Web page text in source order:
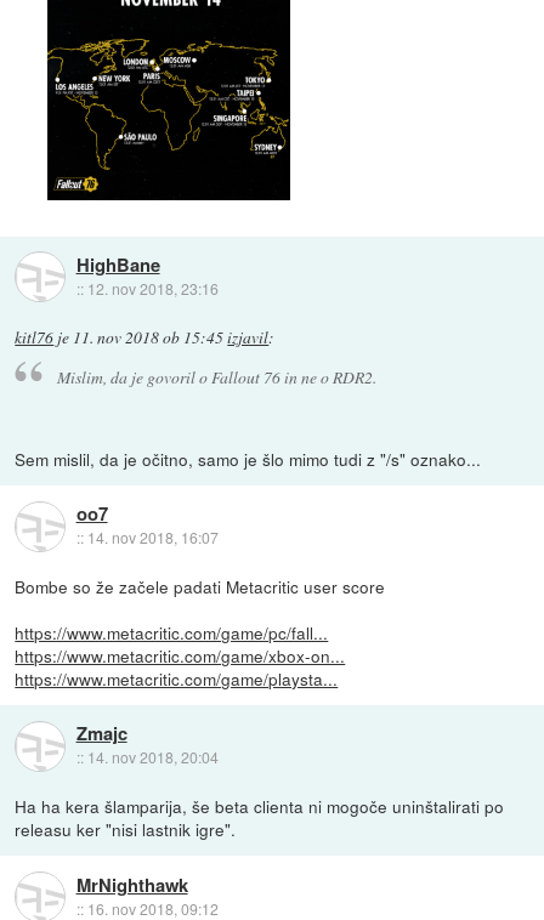
HighBane
:: 12. nov 2018, 23:16
kitl76 je 11. nov 2018 ob 15:45izjavil:
Mislim, da je govoril o Fallout 76 in ne o RDR2.
Sem mislil, da je očitno, samo je šlo mimo tudi z "/s" oznako...
oo7
:: 14. nov 2018, 16:07
Bombe so že začele padati Metacritic user score
https://www.metacritic.com/game/pc/fall...
https://www.metacritic.com/game/xbox-on...
https://www.metacritic.com/game/playsta...
Zmajc
:: 14. nov 2018, 20:04
Ha ha kera šlamparija, še beta clienta ni mogoče uninštalirati po
releasu ker "nisi lastnik igre".
MrNighthawk
:: 16. nov 2018, 09:12